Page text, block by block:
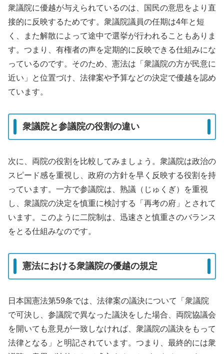
衆議院に優越が与えられているのは、国民の意思をより直
接的に反映するためです。衆議院議員の任期は4年と短
く、また解散によって途中で選挙が行われることもありま
す。つまり、有権者の声を定期的に反映できる仕組みにな
っているのです。そのため、憲法は「衆議院の方が民意に
近い」と位置づけ、法律案や予算などの決定で優越を認め
ています。
衆議院と参議院の役割の違い
次に、両院の役割を比較してみましょう。衆議院は政治の
スピード感を重視し、政府の方針を早く反映する役割を持
っています。一方で参議院は、熟議（じゅくぎ）を重視
し、衆議院の決定を慎重に検討する「再考の府」とされて
います。このように二院制は、迅速さと慎重さのバランス
をとる仕組みなのです。
憲法における衆議院の優越の規定
日本国憲法第59条では、法律案の議決について「衆議院
で可決し、参議院で異なった議決をした場合、両院協議会
を開いても意見が一致しなければ、衆議院の議決をもって
法律となる」と明記されています。つまり、最終的には衆